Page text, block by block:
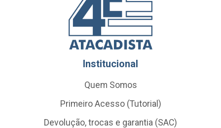
Institucional
Quem Somos
Primeiro Acesso (Tutorial)
Devolução, trocas e garantia (SAC)